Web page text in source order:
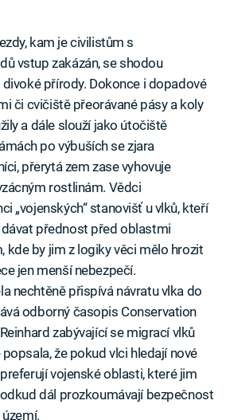
kam je civilistům s
vstup zakázán, se shodou
přírody. Dokonce i dopadové
či cvičiště přeorávané pásy a koly
a dále slouží jako útočiště
po výbuších se zjara
přerytá zem zase vyhovuje
rostlinám. Vědci
„vojenských“ stanovišť u vlků, kteří
přednost před oblastmi
kde by jim z logiky věci mělo hrozit
jen menší nebezpečí.
nechtěně přispívá návratu vlka do
odborný časopis Conservation
zabývající se migrací vlků
že pokud vlci hledají nové
vojenské oblasti, které jim
dál prozkoumávají bezpečnost